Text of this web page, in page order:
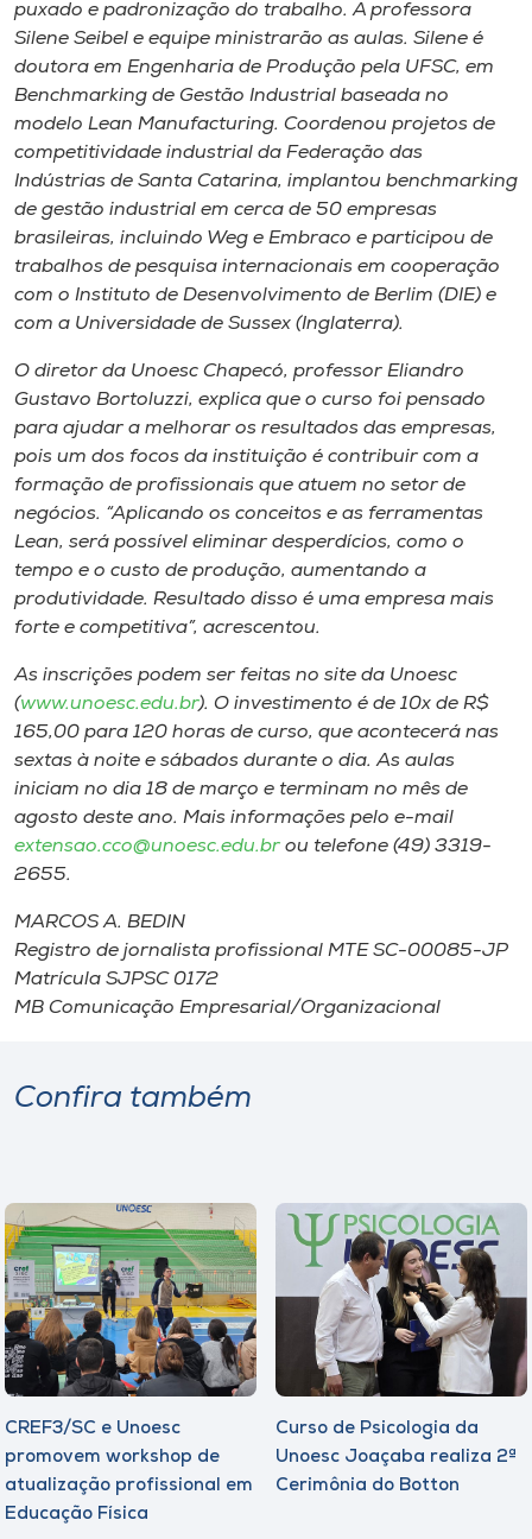
Unoesc
Store
Selecione
o idioma
A+
A-
puxado e padronização do trabalho. A professora
Silene Seibel e equipe ministrarão as aulas. Silene é
doutora em Engenharia de Produção pela UFSC, em
Benchmarking de Gestão Industrial baseada no
modelo Lean Manufacturing. Coordenou projetos de
competitividade industrial da Federação das
Indústrias de Santa Catarina, implantou benchmarking
de gestão industrial em cerca de 50 empresas
brasileiras, incluindo Weg e Embraco e participou de
trabalhos de pesquisa internacionais em cooperação
com o Instituto de Desenvolvimento de Berlim (DIE) e
com a Universidade de Sussex (Inglaterra).
O diretor da Unoesc Chapecó, professor Eliandro
Gustavo Bortoluzzi, explica que o curso foi pensado
para ajudar a melhorar os resultados das empresas,
pois um dos focos da instituição é contribuir com a
formação de profissionais que atuem no setor de
negócios. “Aplicando os conceitos e as ferramentas
Lean, será possível eliminar desperdícios, como o
tempo e o custo de produção, aumentando a
produtividade. Resultado disso é uma empresa mais
forte e competitiva”, acrescentou.
As inscrições podem ser feitas no site da Unoesc
(www.unoesc.edu.br). O investimento é de 10x de R$
165,00 para 120 horas de curso, que acontecerá nas
sextas à noite e sábados durante o dia. As aulas
iniciam no dia 18 de março e terminam no mês de
agosto deste ano. Mais informações pelo e-mail
extensao.cco@unoesc.edu.br ou telefone (49) 3319-
2655.
MARCOS A. BEDIN
Registro de jornalista profissional MTE SC-00085-JP
Matrícula SJPSC 0172
MB Comunicação Empresarial/Organizacional
Confira também
CREF3/SC e Unoesc
promovem workshop de
atualização profissional em
Educação Física
Curso de Psicologia da
Unoesc Joaçaba realiza 2ª
Cerimônia do Botton